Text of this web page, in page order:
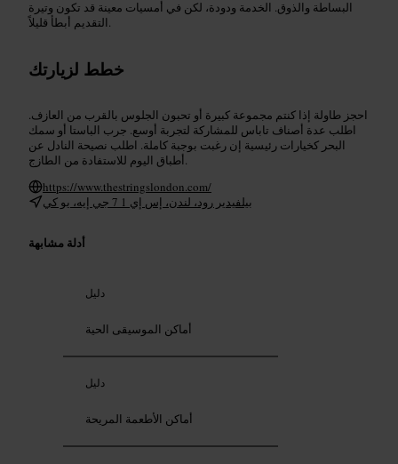
البساطة والذوق. الخدمة ودودة، لكن في أمسيات معينة قد تكون وتيرة
التقديم أبطأ قليلاً.
خطط لزيارتك
احجز طاولة إذا كنتم مجموعة كبيرة أو تحبون الجلوس بالقرب من العازف.
اطلب عدة أصناف تاباس للمشاركة لتجربة أوسع. جرب الباستا أو سمك
البحر كخيارات رئيسية إن رغبت بوجبة كاملة. اطلب نصيحة النادل عن
أطباق اليوم للاستفادة من الطازج.
https://www.thestringslondon.com/
بيلفيدير رود، لندن، إس إي 1 7 جي إيه، يو كي
أدلة مشابهة
دليل
أماكن الموسيقى الحية
دليل
أماكن الأطعمة المريحة